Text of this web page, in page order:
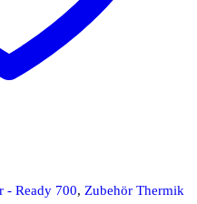
- Ready 700, Zubehör Thermik